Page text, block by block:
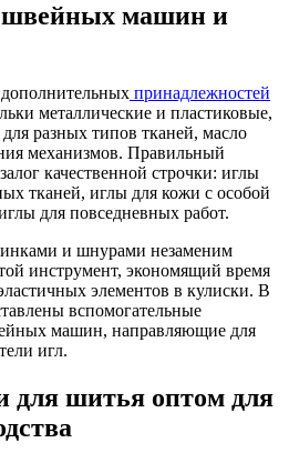
швейных машин и
принадлежностей
металлические и пластиковые,
разных типов тканей, масло
механизмов. Правильный
качественной строчки: иглы
тканей, иглы для кожи с особой
для повседневных работ.
и шнурами незаменим
инструмент, экономящий время
элементов в кулиски. В
вспомогательные
машин, направляющие для
игл.
для шитья оптом для